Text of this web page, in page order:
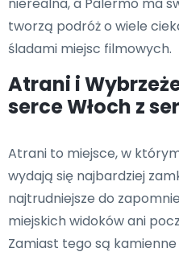
tworzą podróż o wiele
śladami miejsc filmowych.
Atrani i
serce Włoch z
Atrani to miejsce, w
wydają się najbardziej
najtrudniejsze do
miejskich widoków ani
Zamiast tego są